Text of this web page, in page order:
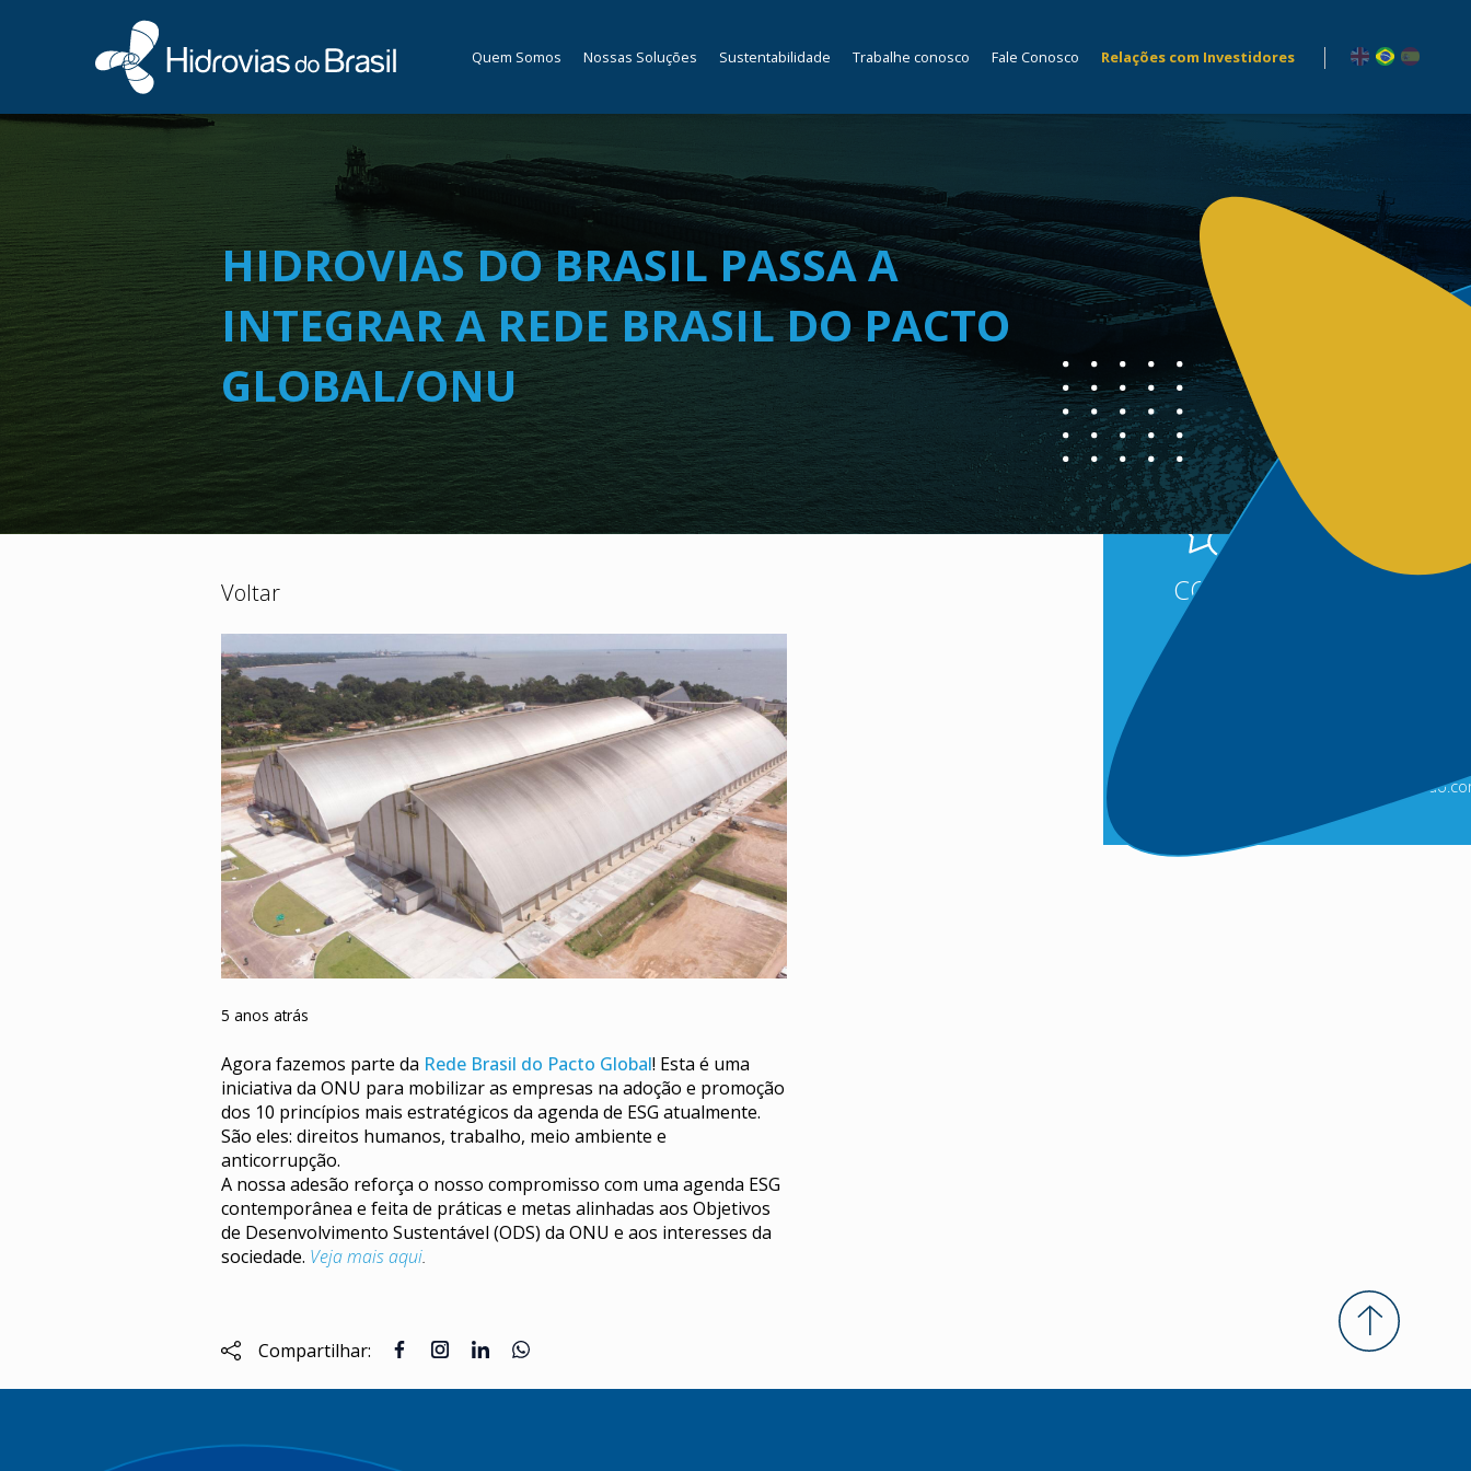
Quem Somos Nossas Soluções Sustentabilidade Trabalhe conosco Fale Conosco Relações com Investidores
HIDROVIAS DO BRASIL PASSA A
INTEGRAR A REDE BRASIL DO PACTO
GLOBAL/ONU
Voltar
5 anos atrás
Agora fazemos parte da Rede Brasil do Pacto Global! Esta é uma
iniciativa da ONU para mobilizar as empresas na adoção e promoção
dos 10 princípios mais estratégicos da agenda de ESG atualmente.
São eles: direitos humanos, trabalho, meio ambiente e
anticorrupção.
A nossa adesão reforça o nosso compromisso com uma agenda ESG
contemporânea e feita de práticas e metas alinhadas aos Objetivos
de Desenvolvimento Sustentável (ODS) da ONU e aos interesses da
sociedade. Veja mais aqui.
Compartilhar:
CONTATO
Para informações